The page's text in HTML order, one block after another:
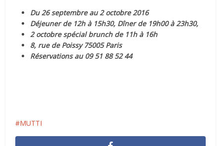
Du 26 septembre au 2 octobre 2016
Déjeuner de 12h à 15h30, Dîner de 19h00 à 23h30,
2 octobre spécial brunch de 11h à 16h
8, rue de Poissy 75005 Paris
Réservations au 09 51 88 52 44
MUTTI